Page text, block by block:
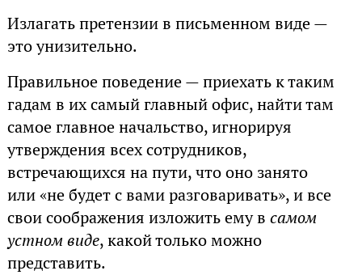
Излагать претензии в письменном виде —
это унизительно.
Правильное поведение — приехать к таким
гадам в их самый главный офис, найти там
самое главное начальство, игнорируя
утверждения всех сотрудников,
встречающихся на пути, что оно занято
или «не будет с вами разговаривать», и все
свои соображения изложить ему в самом
устном виде, какой только можно
представить.